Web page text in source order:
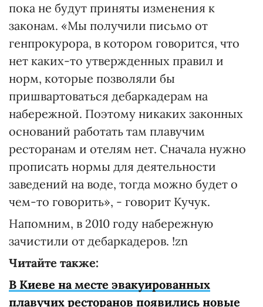
пока не будут приняты изменения к
законам. «Мы получили письмо от
генпрокурора, в котором говорится, что
нет каких-то утвержденных правил и
норм, которые позволяли бы
пришвартоваться дебаркадерам на
набережной. Поэтому никаких законных
оснований работать там плавучим
ресторанам и отелям нет. Сначала нужно
прописать нормы для деятельности
заведений на воде, тогда можно будет о
чем-то говорить», - говорит Кучук.
Напомним, в 2010 году набережную
зачистили от дебаркадеров. !zn
Читайте также:
В Киеве на месте эвакуированных
плавучих ресторанов появились новые